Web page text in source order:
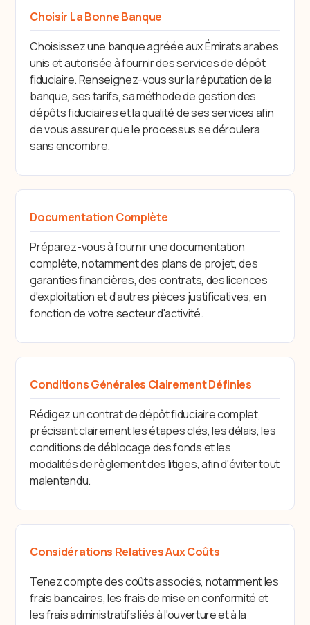
Choisir La Bonne Banque
Choisissez une banque agréée aux Émirats arabes
unis et autorisée à fournir des services de dépôt
fiduciaire. Renseignez-vous sur la réputation de la
banque, ses tarifs, sa méthode de gestion des
dépôts fiduciaires et la qualité de ses services afin
de vous assurer que le processus se déroulera
sans encombre.
Documentation Complète
Préparez-vous à fournir une documentation
complète, notamment des plans de projet, des
garanties financières, des contrats, des licences
d'exploitation et d'autres pièces justificatives, en
fonction de votre secteur d'activité.
Conditions Générales Clairement Définies
Rédigez un contrat de dépôt fiduciaire complet,
précisant clairement les étapes clés, les délais, les
conditions de déblocage des fonds et les
modalités de règlement des litiges, afin d'éviter tout
malentendu.
Considérations Relatives Aux Coûts
Tenez compte des coûts associés, notamment les
frais bancaires, les frais de mise en conformité et
les frais administratifs liés à l'ouverture et à la